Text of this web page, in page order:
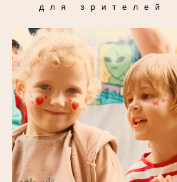
для зрителей